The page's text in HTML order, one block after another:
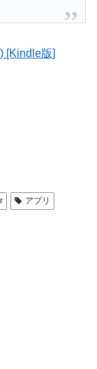
[Kindle版]
アプリ